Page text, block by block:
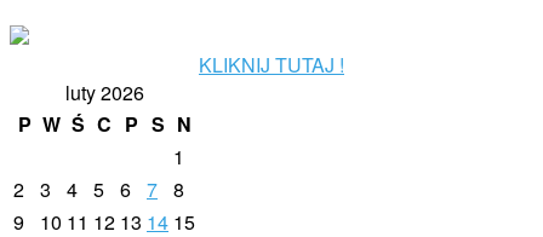
KLIKNIJ TUTAJ !
luty 2026
P W Ś C P S N
1
2 3 4 5 6 7 8
9
10 11 12 13 14 15